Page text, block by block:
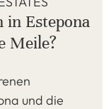
Estepona
Meile?
und die